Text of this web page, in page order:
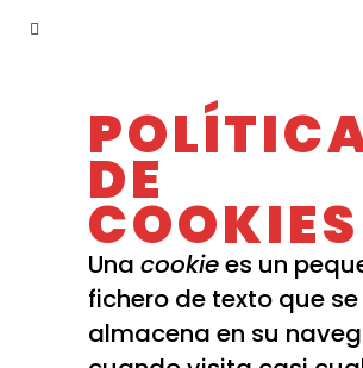
DE
COOKIES
Una cookiees un
fichero de texto que se
almacena en su